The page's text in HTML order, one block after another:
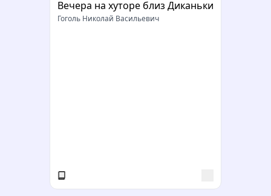
Вечера на хуторе близ Диканьки
Гоголь Николай Васильевич